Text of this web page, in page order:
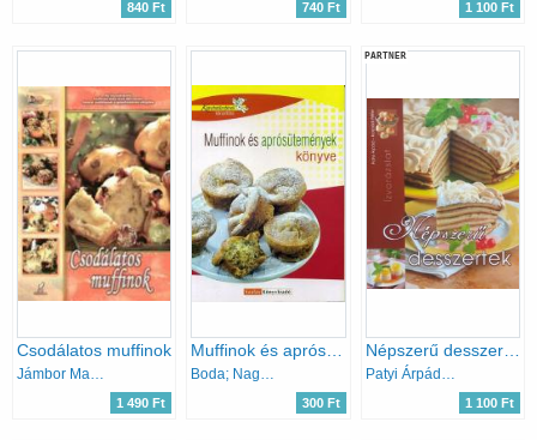
840 Ft 740 Ft 1 100 Ft
Csodálatos muffinok
1 490 Ft 300 Ft
PARTNER
Népszerű desszertek
1 100 Ft